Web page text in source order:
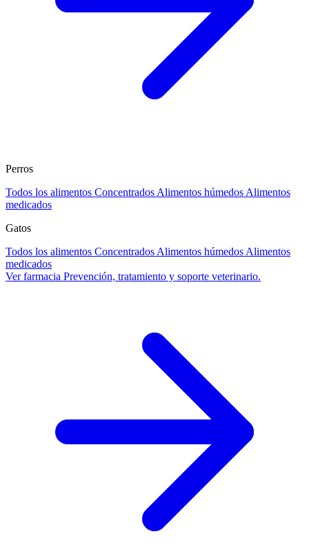
Perros
Todos los alimentos Concentrados Alimentos húmedos Alimentos
medicados
Gatos
Todos los alimentos Concentrados Alimentos húmedos Alimentos
medicados
Ver farmacia Prevención, tratamiento y soporte veterinario.